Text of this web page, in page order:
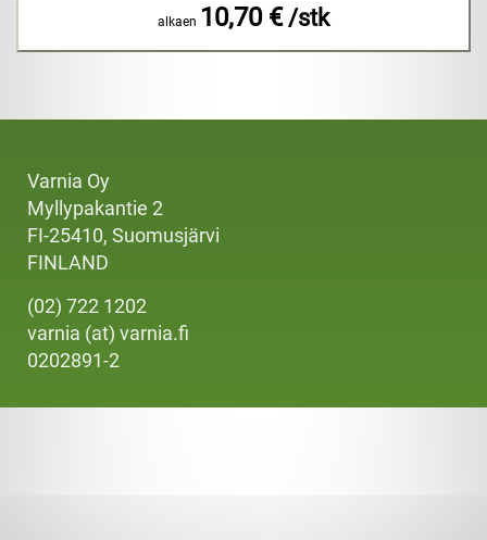
alkaen 10,70 € /stk
Varnia Oy
Myllypakantie 2
FI-25410, Suomusjärvi
FINLAND
(02) 722 1202
varnia (at) varnia.fi
0202891-2